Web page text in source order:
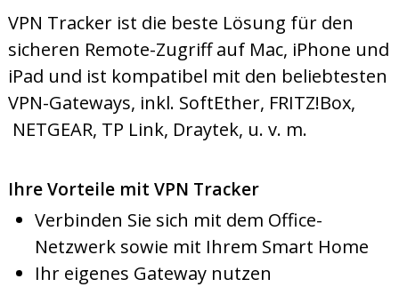
VPN Tracker ist die beste Lösung für den
sicheren Remote-Zugriff auf Mac, iPhone und
iPad und ist kompatibel mit den beliebtesten
VPN-Gateways, inkl. SoftEther, FRITZ!Box,
NETGEAR, TP Link, Draytek, u. v. m.
Ihre Vorteile mit VPN Tracker
Verbinden Sie sich mit dem Office-
Netzwerk sowie mit Ihrem Smart Home
Ihr eigenes Gateway nutzen